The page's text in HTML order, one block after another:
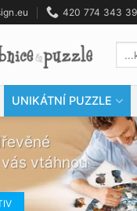
420 774 343
UNIKÁTNÍ PUZZLE
vtáhnou